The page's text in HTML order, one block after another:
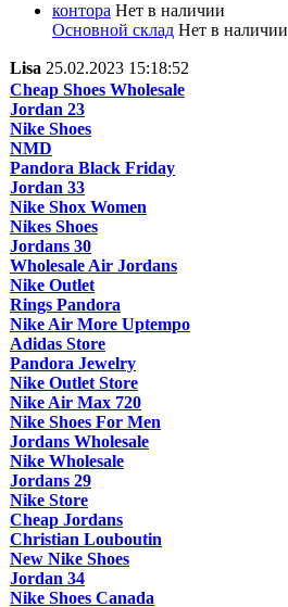
контора Нет в наличии
Основной склад Нет в наличии
Lisa 25.02.2023 15:18:52
Cheap Shoes Wholesale
Jordan 23
Nike Shoes
NMD
Pandora Black Friday
Jordan 33
Nike Shox Women
Nikes Shoes
Jordans 30
Wholesale Air Jordans
Nike Outlet
Rings Pandora
Nike Air More Uptempo
Adidas Store
Pandora Jewelry
Nike Outlet Store
Nike Air Max 720
Nike Shoes For Men
Jordans Wholesale
Nike Wholesale
Jordans 29
Nike Store
Cheap Jordans
Christian Louboutin
New Nike Shoes
Jordan 34
Nike Shoes Canada